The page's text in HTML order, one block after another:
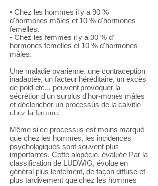
• Chez les hommes il y a 90 %
d'hormones mâles et 10 % d'hormones
femelles.
• Chez les femmes il y a 90 % d'
hormones femelles et 10 % d'hormones
mâles.
Une maladie ovarienne, une contraception
inadaptée, un facteur héréditaire, un excès
de poid etc... peuvent provoquer la
sécrétion d'un surplus d'hor-mones mâles
et déclencher un processus de la calvitie
chez la femme.
Même si ce processus est moins marqué
que chez les hommes, les incidences
psychologiques sont souvent plus
importantes. Cette alopécie, évaluée Par la
classification de LUDWIG, évolue en
général plus lentement, de façon diffuse et
plus tardivement que chez les hommes